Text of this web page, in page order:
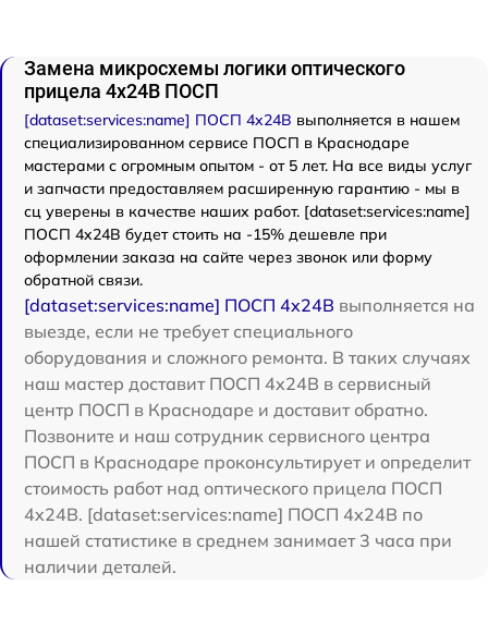
Замена микросхемы логики оптического
прицела 4x24B ПОСП
[dataset:services:name] ПОСП 4x24B выполняется в нашем
специализированном сервисе ПОСП в Краснодаре
мастерами с огромным опытом - от 5 лет. На все виды услуг
и запчасти предоставляем расширенную гарантию - мы в
сц уверены в качестве наших работ. [dataset:services:name]
ПОСП 4x24B будет стоить на -15% дешевле при
оформлении заказа на сайте через звонок или форму
обратной связи.
[dataset:services:name] ПОСП 4x24B выполняется на
выезде, если не требует специального
оборудования и сложного ремонта. В таких случаях
наш мастер доставит ПОСП 4x24B в сервисный
центр ПОСП в Краснодаре и доставит обратно.
Позвоните и наш сотрудник сервисного центра
ПОСП в Краснодаре проконсультирует и определит
стоимость работ над оптического прицела ПОСП
4x24B. [dataset:services:name] ПОСП 4x24B по
нашей статистике в среднем занимает 3 часа при
наличии деталей.